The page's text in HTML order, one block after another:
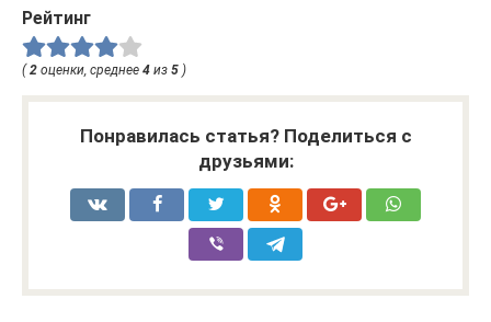
Рейтинг
(2 оценки, среднее 4 из 5 )
Понравилась статья? Поделиться с
друзьями: